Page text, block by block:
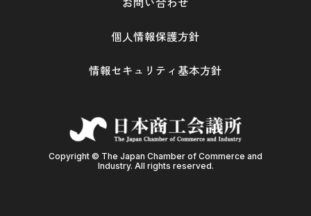
Copyright © The Japan Chamber of Commerce and
Industry. All rights reserved.
個人情報保護方針
情報セキュリティ基本方針